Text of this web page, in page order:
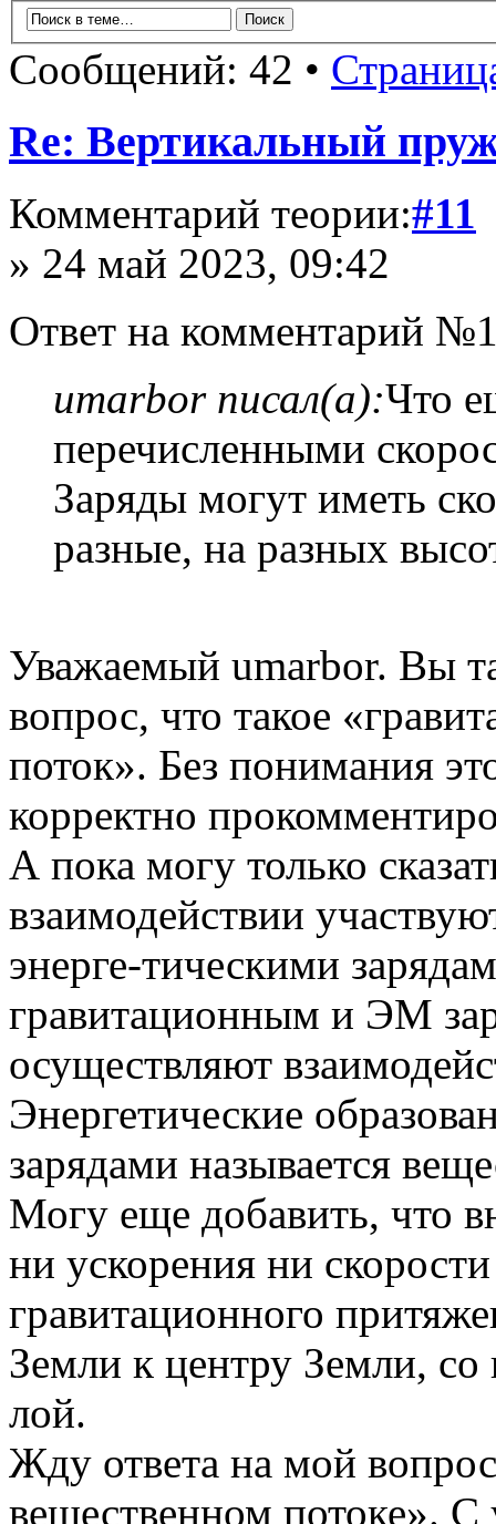
Сообщений: 42 •
Re: Вертикальный
Комментарий теории:#11
» 24 май 2023, 09:42
Ответ на комментарий
umarbor писал(а):Что
перечисленными
Заряды могут иметь
разные, на разных
Уважаемый umarbor. Вы
вопрос, что такое
поток». Без понимания
корректно
А пока могу только
взаимодействии
энерге-тическими
гравитационным и ЭМ
осуществляют
Энергетические
зарядами называется
Могу еще добавить, что
ни ускорения ни
гравитационного
Земли к центру Земли, со
лой.
Жду ответа на мой
вещественном потоке».